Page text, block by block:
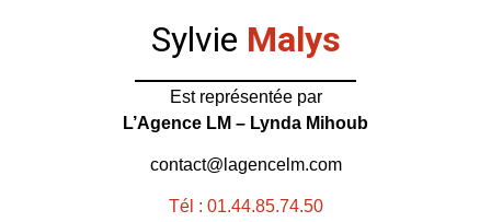
Sylvie Malys
Est représentée par
L’Agence LM – Lynda Mihoub
contact@lagencelm.com
Tél : 01.44.85.74.50